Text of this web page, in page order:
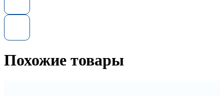
HPE
(1x16GB)
1Rx4
2400T-
Похожие товары